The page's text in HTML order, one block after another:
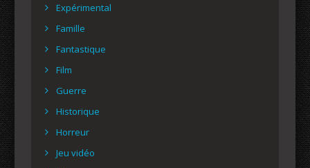
Expérimental
Famille
Fantastique
Film
Guerre
Historique
Horreur
Jeu vidéo